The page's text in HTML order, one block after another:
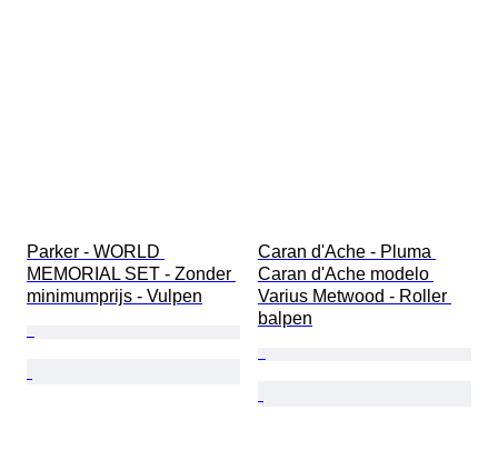
Parker - WORLD
MEMORIAL SET - Zonder
minimumprijs - Vulpen
Caran d'Ache - Pluma
Caran d'Ache modelo
Varius Metwood - Roller
balpen